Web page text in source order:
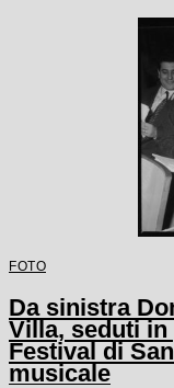
FOTO
Da sinistra
Villa, seduti in
Festival di
musicale